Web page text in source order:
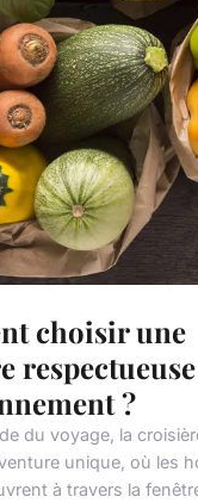
choisir une
?
du voyage, la
unique, où les
à travers la